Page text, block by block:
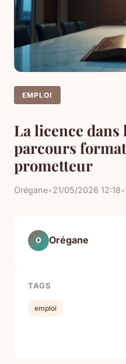
EMPLOI
La licence dans
parcours
prometteur
Orégane•21/05/2026 12:18•
O Orégane
TAGS
emploi